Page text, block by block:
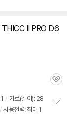
기
II PRO D6
관
/ 가로(길이): 28
/ 사용전력: 최대 1